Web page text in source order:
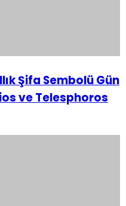
Şifa Sembolü Gün
ve Telesphoros